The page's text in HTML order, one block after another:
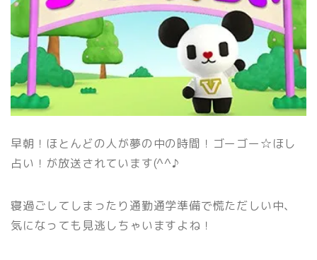
早朝！ほとんどの人が夢の中の時間！ゴーゴー☆ほし
占い！が放送されています(^^♪
寝過ごしてしまったり通勤通学準備で慌ただしい中、
気になっても見逃しちゃいますよね！